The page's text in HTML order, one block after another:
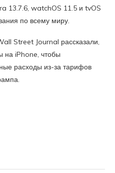
13.7.6, watchOS 11.5 и tvOS
по всему миру.
Street Journal рассказали,
на iPhone, чтобы
расходы из-за тарифов